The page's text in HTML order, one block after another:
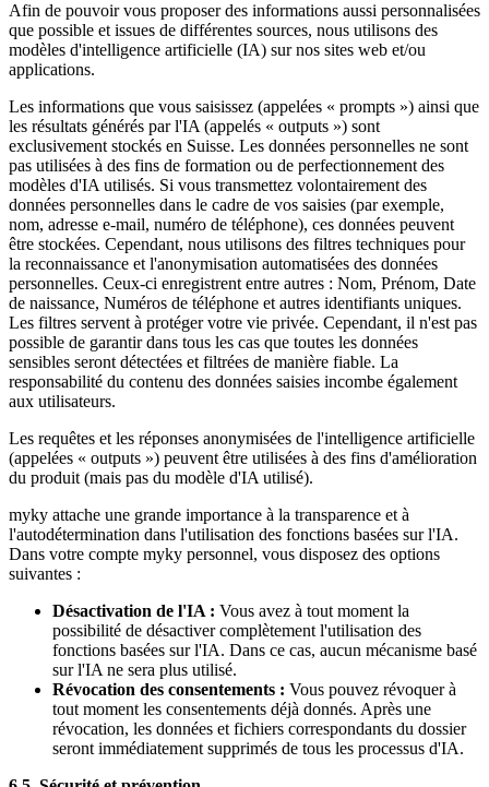
Afin de pouvoir vous proposer des informations aussi personnalisées
que possible et issues de différentes sources, nous utilisons des
modèles d'intelligence artificielle (IA) sur nos sites web et/ou
applications.
Les informations que vous saisissez (appelées « prompts ») ainsi que
les résultats générés par l'IA (appelés « outputs ») sont
exclusivement stockés en Suisse. Les données personnelles ne sont
pas utilisées à des fins de formation ou de perfectionnement des
modèles d'IA utilisés. Si vous transmettez volontairement des
données personnelles dans le cadre de vos saisies (par exemple,
nom, adresse e-mail, numéro de téléphone), ces données peuvent
être stockées. Cependant, nous utilisons des filtres techniques pour
la reconnaissance et l'anonymisation automatisées des données
personnelles. Ceux-ci enregistrent entre autres : Nom, Prénom, Date
de naissance, Numéros de téléphone et autres identifiants uniques.
Les filtres servent à protéger votre vie privée. Cependant, il n'est pas
possible de garantir dans tous les cas que toutes les données
sensibles seront détectées et filtrées de manière fiable. La
responsabilité du contenu des données saisies incombe également
aux utilisateurs.
Les requêtes et les réponses anonymisées de l'intelligence artificielle
(appelées « outputs ») peuvent être utilisées à des fins d'amélioration
du produit (mais pas du modèle d'IA utilisé).
myky attache une grande importance à la transparence et à
l'autodétermination dans l'utilisation des fonctions basées sur l'IA.
Dans votre compte myky personnel, vous disposez des options
suivantes :
Désactivation de l'IA : Vous avez à tout moment la
possibilité de désactiver complètement l'utilisation des
fonctions basées sur l'IA. Dans ce cas, aucun mécanisme basé
sur l'IA ne sera plus utilisé.
Révocation des consentements : Vous pouvez révoquer à
tout moment les consentements déjà donnés. Après une
révocation, les données et fichiers correspondants du dossier
seront immédiatement supprimés de tous les processus d'IA.